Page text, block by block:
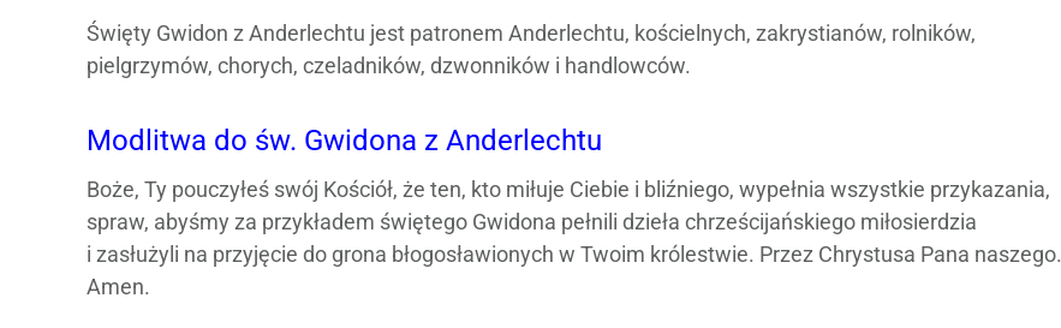
Święty Gwidon z Anderlechtu jest patronem Anderlechtu, kościelnych, zakrystianów, rolników,
pielgrzymów, chorych, czeladników, dzwonników i handlowców.
Modlitwa do św. Gwidona z Anderlechtu
Boże, Ty pouczyłeś swój Kościół, że ten, kto miłuje Ciebie i bliźniego, wypełnia wszystkie przykazania,
spraw, abyśmy za przykładem świętego Gwidona pełnili dzieła chrześcijańskiego miłosierdzia
i zasłużyli na przyjęcie do grona błogosławionych w Twoim królestwie. Przez Chrystusa Pana naszego.
Amen.